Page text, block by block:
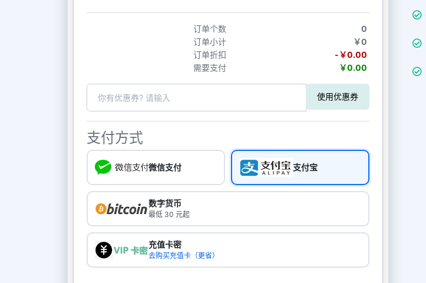
订单个数
0
订单小计
￥0
订单折扣
-￥0.00
需要支付
￥0.00
使用优惠券
支付方式
微信支付 支付宝
数字货币
最低 30 元起
充值卡密
去购买充值卡（更省）